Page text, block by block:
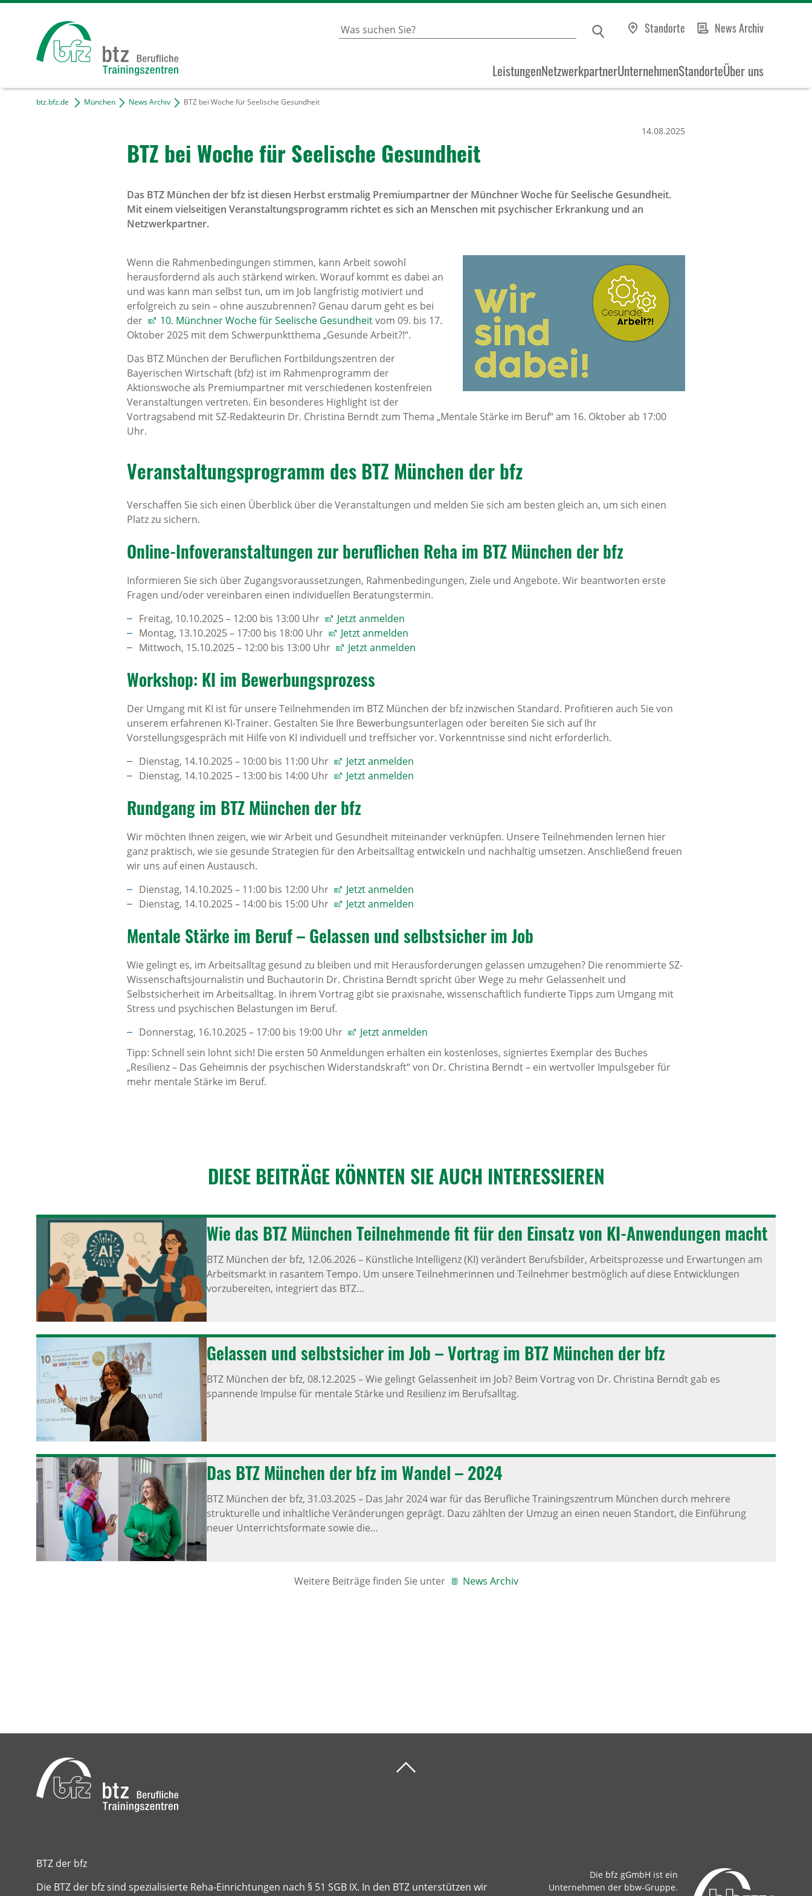
Standorte News Archiv
LeistungenNetzwerkpartnerUnternehmenStandorteÜber uns
btz.bfz.de München News Archiv BTZ bei Woche für Seelische Gesundheit
BTZ bei Woche für Seelische Gesundheit
14.08.2025
Das BTZ München der bfz ist diesen Herbst erstmalig Premiumpartner der Münchner Woche für Seelische Gesundheit.
Mit einem vielseitigen Veranstaltungsprogramm richtet es sich an Menschen mit psychischer Erkrankung und an
Netzwerkpartner.
Wenn die Rahmenbedingungen stimmen, kann Arbeit sowohl
herausfordernd als auch stärkend wirken. Worauf kommt es dabei an
und was kann man selbst tun, um im Job langfristig motiviert und
erfolgreich zu sein – ohne auszubrennen? Genau darum geht es bei
der
10. Münchner Woche für Seelische Gesundheitvom 09. bis 17.
Oktober 2025 mit dem Schwerpunktthema „Gesunde Arbeit?!“.
Das BTZ München der Beruflichen Fortbildungszentren der
Bayerischen Wirtschaft (bfz) ist im Rahmenprogramm der
Aktionswoche als Premiumpartner mit verschiedenen kostenfreien
Veranstaltungen vertreten. Ein besonderes Highlight ist der
Vortragsabend mit SZ-Redakteurin Dr. Christina Berndt zum Thema „Mentale Stärke im Beruf“ am 16. Oktober ab 17:00
Uhr.
Veranstaltungsprogramm des BTZ München der bfz
Verschaffen Sie sich einen Überblick über die Veranstaltungen und melden Sie sich am besten gleich an, um sich einen
Platz zu sichern.
Online-Infoveranstaltungen zur beruflichen Reha im BTZ München der bfz
Informieren Sie sich über Zugangsvoraussetzungen, Rahmenbedingungen, Ziele und Angebote. Wir beantworten erste
Fragen und/oder vereinbaren einen individuellen Beratungstermin.
Freitag, 10.10.2025 – 12:00 bis 13:00 Uhr
Jetzt anmelden
Montag, 13.10.2025 – 17:00 bis 18:00 Uhr
Jetzt anmelden
Mittwoch, 15.10.2025 – 12:00 bis 13:00 Uhr
Jetzt anmelden
Workshop: KI im Bewerbungsprozess
Der Umgang mit KI ist für unsere Teilnehmenden im BTZ München der bfz inzwischen Standard. Profitieren auch Sie von
unserem erfahrenen KI-Trainer. Gestalten Sie Ihre Bewerbungsunterlagen oder bereiten Sie sich auf Ihr
Vorstellungsgespräch mit Hilfe von KI individuell und treffsicher vor. Vorkenntnisse sind nicht erforderlich.
Dienstag, 14.10.2025 – 10:00 bis 11:00 Uhr
Jetzt anmelden
Dienstag, 14.10.2025 – 13:00 bis 14:00 Uhr
Jetzt anmelden
Rundgang im BTZ München der bfz
Wir möchten Ihnen zeigen, wie wir Arbeit und Gesundheit miteinander verknüpfen. Unsere Teilnehmenden lernen hier
ganz praktisch, wie sie gesunde Strategien für den Arbeitsalltag entwickeln und nachhaltig umsetzen. Anschließend freuen
wir uns auf einen Austausch.
Dienstag, 14.10.2025 – 11:00 bis 12:00 Uhr
Jetzt anmelden
Dienstag, 14.10.2025 – 14:00 bis 15:00 Uhr
Jetzt anmelden
Mentale Stärke im Beruf – Gelassen und selbstsicher im Job
Wie gelingt es, im Arbeitsalltag gesund zu bleiben und mit Herausforderungen gelassen umzugehen? Die renommierte SZ-
Wissenschaftsjournalistin und Buchautorin Dr. Christina Berndt spricht über Wege zu mehr Gelassenheit und
Selbstsicherheit im Arbeitsalltag. In ihrem Vortrag gibt sie praxisnahe, wissenschaftlich fundierte Tipps zum Umgang mit
Stress und psychischen Belastungen im Beruf.
Donnerstag, 16.10.2025 – 17:00 bis 19:00 Uhr
Jetzt anmelden
Tipp: Schnell sein lohnt sich! Die ersten 50 Anmeldungen erhalten ein kostenloses, signiertes Exemplar des Buches
„Resilienz – Das Geheimnis der psychischen Widerstandskraft“ von Dr. Christina Berndt – ein wertvoller Impulsgeber für
mehr mentale Stärke im Beruf.
DIESE BEITRÄGE KÖNNTEN SIE AUCH INTERESSIEREN
Wie das BTZ München Teilnehmende fit für den Einsatz von KI-Anwendungen macht
BTZ München der bfz, 12.06.2026–Künstliche Intelligenz (KI) verändert Berufsbilder, Arbeitsprozesse und Erwartungen am
Arbeitsmarkt in rasantem Tempo. Um unsere Teilnehmerinnen und Teilnehmer bestmöglich auf diese Entwicklungen
vorzubereiten, integriert das BTZ…
Gelassen und selbstsicher im Job – Vortrag im BTZ München der bfz
BTZ München der bfz, 08.12.2025–Wie gelingt Gelassenheit im Job? Beim Vortrag von Dr. Christina Berndt gab es
spannende Impulse für mentale Stärke und Resilienz im Berufsalltag.
Das BTZ München der bfz im Wandel – 2024
BTZ München der bfz, 31.03.2025–Das Jahr 2024 war für das Berufliche Trainingszentrum München durch mehrere
strukturelle und inhaltliche Veränderungen geprägt. Dazu zählten der Umzug an einen neuen Standort, die Einführung
neuer Unterrichtsformate sowie die…
Weitere Beiträge finden Sie unter News Archiv
BTZ der bfz
Die BTZ der bfz sind spezialisierte Reha-Einrichtungen nach § 51 SGB IX. In den BTZ unterstützen wir
Die bfz gGmbH ist ein
Unternehmen der bbw-Gruppe.